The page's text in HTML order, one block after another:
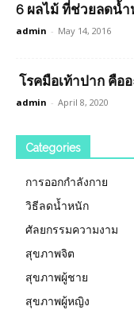
6 ผลไม้ ที่ช่วยลดน้ำ
admin - May 14, 2016
โรคมือเท้าปาก คือ
admin - April 8, 2020
Categories
การออกกำลังกาย
วิธีลดน้ำหนัก
ศัลยกรรมความงาม
สุขภาพจิต
สุขภาพผู้ชาย
สุขภาพผู้หญิง